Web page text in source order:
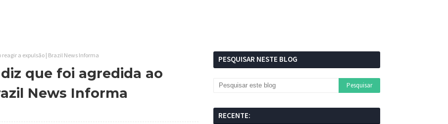
a expulsão | Brazil News Informa
que foi agredida ao
News Informa
PESQUISAR NESTE BLOG
RECENTE: